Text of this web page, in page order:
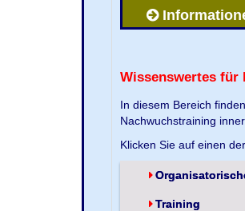
Wissenswertes für
In diesem Bereich finden
Nachwuchstraining
Klicken Sie auf einen
Training